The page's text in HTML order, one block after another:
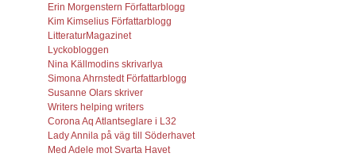
Erin Morgenstern Författarblogg
Kim Kimselius Författarblogg
LitteraturMagazinet
Lyckobloggen
Nina Källmodins skrivarlya
Simona Ahrnstedt Författarblogg
Susanne Olars skriver
Writers helping writers
Corona Aq Atlantseglare i L32
Lady Annila på väg till Söderhavet
Med Adele mot Svarta Havet